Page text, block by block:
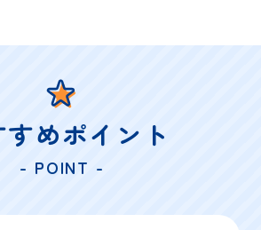
すめポイント
- POINT -